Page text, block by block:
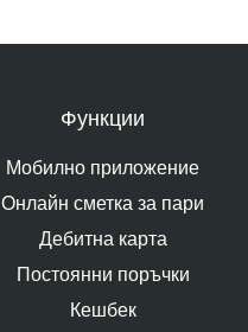
Функции
Мобилно приложение
Онлайн сметка за пари
Дебитна карта
Постоянни поръчки
Кешбек